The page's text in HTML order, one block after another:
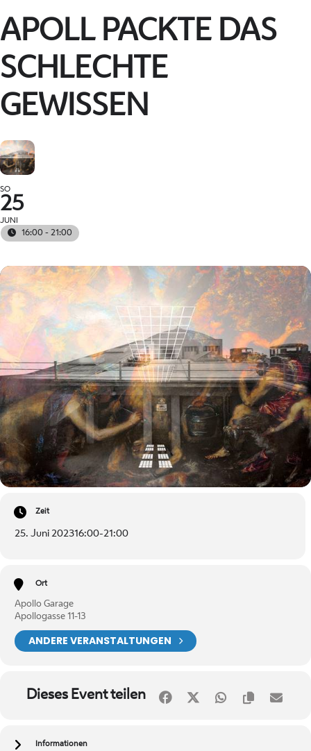
APOLL PACKTE DAS
SCHLECHTE
GEWISSEN
SO
25
JUNI
16:00 - 21:00
Zeit
25. Juni 202316:00-21:00
Ort
Apollo Garage
Apollogasse 11-13
ANDERE VERANSTALTUNGEN
Dieses Event teilen
Informationen